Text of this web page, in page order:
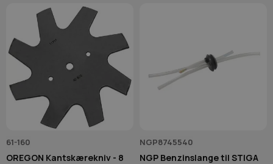
61-160
OREGON Kantskærekniv - 8
NGP8745540
NGP Benzinslange til STIGA